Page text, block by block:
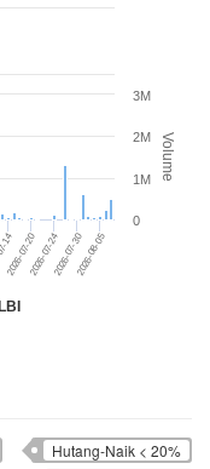
Volume
2026-07-24
14
2026-07-20 2026-07-302026-08-05
0
1M
2M
3M
Hutang-Naik < 20%